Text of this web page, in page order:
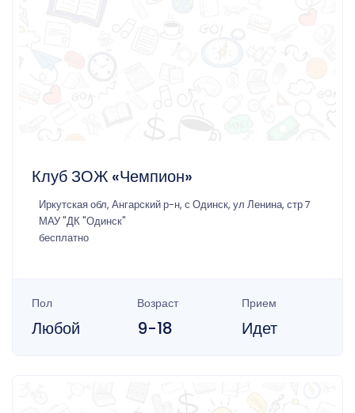
Клуб ЗОЖ «Чемпион»
Иркутская обл, Ангарский р-н, с Одинск, ул Ленина, стр 7
МАУ "ДК "Одинск"
бесплатно
Пол
Любой
Возраст
9-18
Прием
Идет